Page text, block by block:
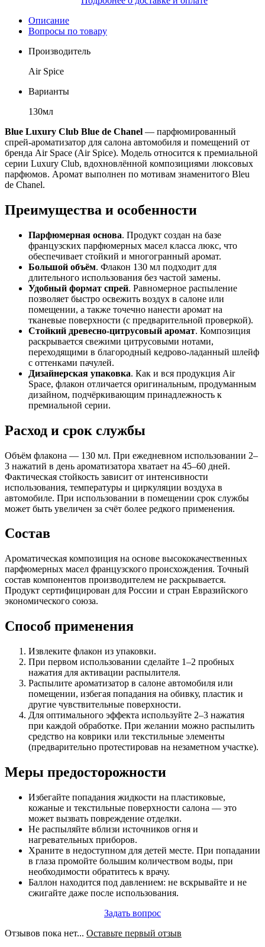
Описание
Вопросы по товару
Производитель
Air Spice
Варианты
130мл
Blue Luxury Club Blue de Chanel — парфюмированный
спрей-ароматизатор для салона автомобиля и помещений от
бренда Air Space (Air Spice). Модель относится к премиальной
серии Luxury Club, вдохновлённой композициями люксовых
парфюмов. Аромат выполнен по мотивам знаменитого Bleu
de Chanel.
Преимущества и особенности
Парфюмерная основа. Продукт создан на базе
французских парфюмерных масел класса люкс, что
обеспечивает стойкий и многогранный аромат.
Большой объём. Флакон 130 мл подходит для
длительного использования без частой замены.
Удобный формат спрей. Равномерное распыление
позволяет быстро освежить воздух в салоне или
помещении, а также точечно нанести аромат на
тканевые поверхности (с предварительной проверкой).
Стойкий древесно-цитрусовый аромат. Композиция
раскрывается свежими цитрусовыми нотами,
переходящими в благородный кедрово-ладанный шлейф
с оттенками пачулей.
Дизайнерская упаковка. Как и вся продукция Air
Space, флакон отличается оригинальным, продуманным
дизайном, подчёркивающим принадлежность к
премиальной серии.
Расход и срок службы
Объём флакона — 130 мл. При ежедневном использовании 2–
3 нажатий в день ароматизатора хватает на 45–60 дней.
Фактическая стойкость зависит от интенсивности
использования, температуры и циркуляции воздуха в
автомобиле. При использовании в помещении срок службы
может быть увеличен за счёт более редкого применения.
Состав
Ароматическая композиция на основе высококачественных
парфюмерных масел французского происхождения. Точный
состав компонентов производителем не раскрывается.
Продукт сертифицирован для России и стран Евразийского
экономического союза.
Способ применения
Извлеките флакон из упаковки.
При первом использовании сделайте 1–2 пробных
нажатия для активации распылителя.
Распылите ароматизатор в салоне автомобиля или
помещении, избегая попадания на обивку, пластик и
другие чувствительные поверхности.
Для оптимального эффекта используйте 2–3 нажатия
при каждой обработке. При желании можно распылить
средство на коврики или текстильные элементы
(предварительно протестировав на незаметном участке).
Меры предосторожности
Избегайте попадания жидкости на пластиковые,
кожаные и текстильные поверхности салона — это
может вызвать повреждение отделки.
Не распыляйте вблизи источников огня и
нагревательных приборов.
Храните в недоступном для детей месте. При попадании
в глаза промойте большим количеством воды, при
необходимости обратитесь к врачу.
Баллон находится под давлением: не вскрывайте и не
сжигайте даже после использования.
Задать вопрос
Отзывов пока нет... Оставьте первый отзыв